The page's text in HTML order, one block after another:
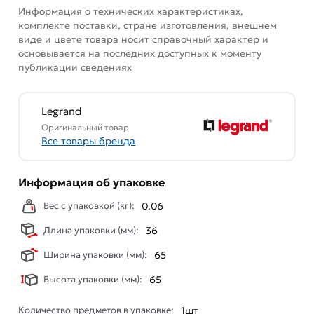
выключателя имеют защиту от случайного
прикосновения - Винтовые зажимы для
присоединения проводов оснащены
невыпадающими винтами и исключают их утерю при
монтаже - Простое выравнивание изделий при
дополнительных инструментов для монтажа/
демонтажа - Корпус выполнен из пластичного
полипропилена, стойкого к внешним воздействиям,
корпусе для безошибочного вырезания отверстий
при монтаже открытой проводки - В основании
преднарезаны 4 отверстия для подвода кабеля при
монтаже скрытой проводки
Условия доставки и цены на товар Чёрный матовый
Переключатель двухклавишный 10A 250В винтовые
зажимы накладной монтаж Legrand Quteo 782479 из
категории Накладные выключатели
Информация о технических характеристиках,
комплекте поставки, стране изготовления, внешнем
виде и цвете товара носит справочный характер и
основывается на последних доступных к моменту
публикации сведениях
Legrand
Оригинальный товар
Все товары бренда
Информация об упаковке
Вес с упаковкой (кг): 0.06
Длина упаковки (мм): 36
Ширина упаковки (мм): 65
Высота упаковки (мм): 65
Количество предметов в упаковке: 1шт